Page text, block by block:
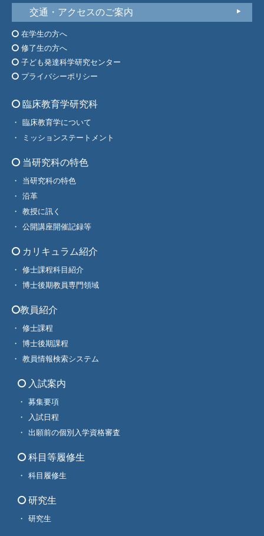
交通・アクセスのご案内
在学生の方へ
修了生の方へ
子ども発達科学研究センター
プライバシーポリシー
臨床教育学研究科
臨床教育学について
ミッションステートメント
当研究科の特色
当研究科の特色
沿革
教授に訊く
公開講座開催記録等
カリキュラム紹介
修士課程科目紹介
博士後期教員専門領域
教員紹介
修士課程
博士後期課程
教員情報検索システム
入試案内
募集要項
入試日程
出願前の個別入学資格審査
科目等履修生
科目履修生
研究生
研究生